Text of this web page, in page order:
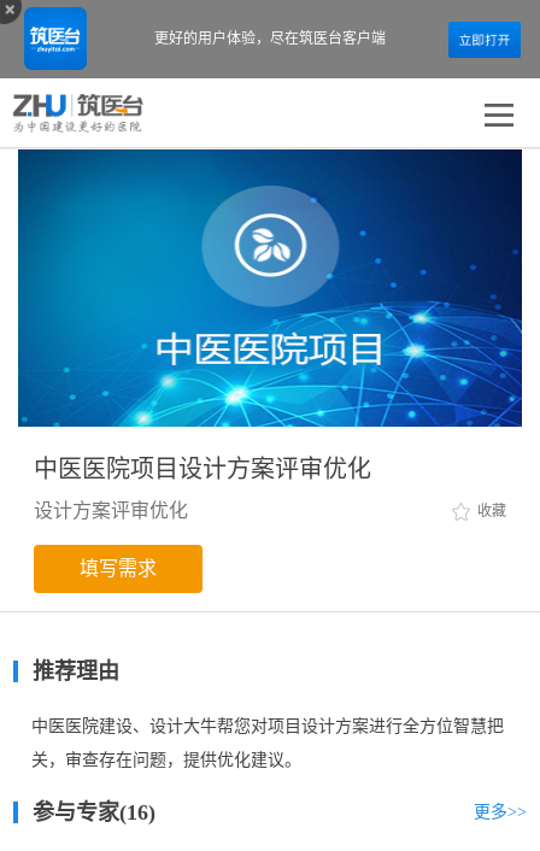
中医医院项目设计方案评审优化
设计方案评审优化 收藏
填写需求
推荐理由
中医医院建设、设计大牛帮您对项目设计方案进行全方位智慧把
关，审查存在问题，提供优化建议。
参与专家(16) 更多>>
更好的用户体验， 尽在筑医台客户端